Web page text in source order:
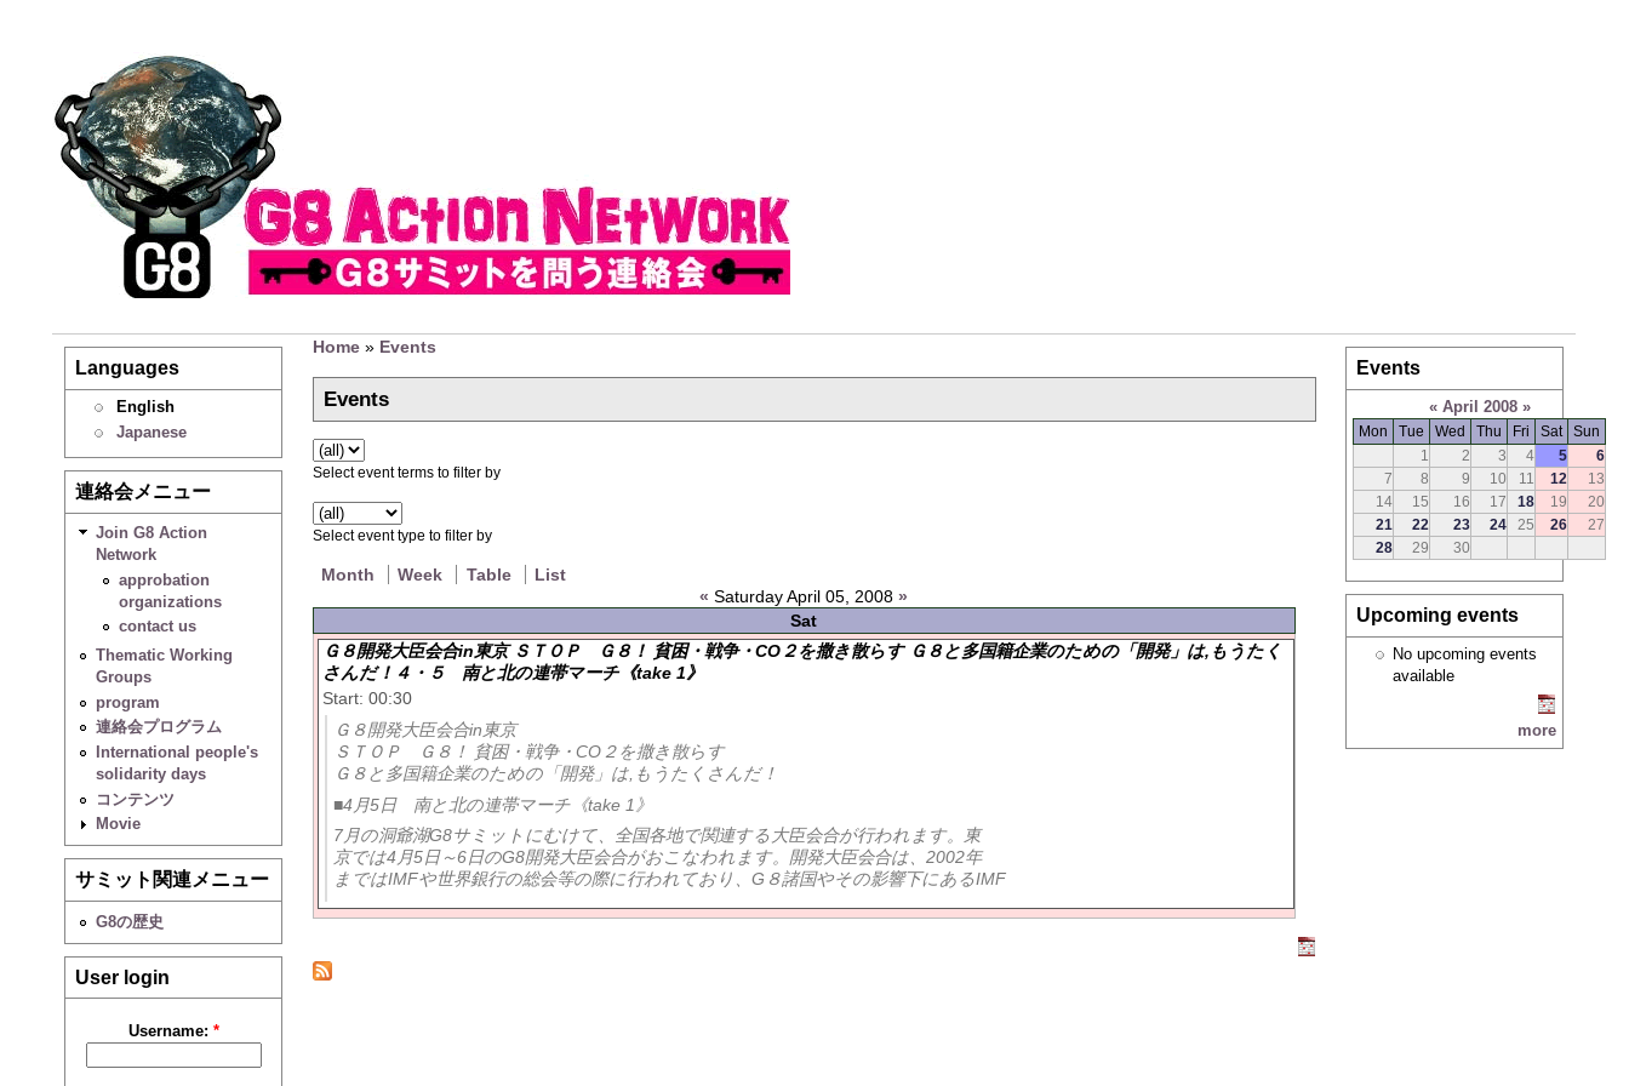
Languages
English
Japanese
連絡会メニュー
Join G8 Action
Network
approbation
organizations
contact us
Thematic Working
Groups
program
連絡会プログラム
International people's
solidarity days
コンテンツ
Movie
サミット関連メニュー
G8の歴史
User login
Username: *
Home» Events
Events
Select event terms to filter by
Select event type to filter by
Month Week Table
List
« Saturday April 05, 2008»
Sat
Ｇ８開発大臣会合in東京 ＳＴＯＰ Ｇ８！ 貧困・戦争・CO２を撒き散らす Ｇ８と多国籍企業のための「開発」は,もうたく
さんだ！４・５ 南と北の連帯マーチ《take 1》
Start: 00:30
Ｇ８開発大臣会合in東京
ＳＴＯＰ Ｇ８！ 貧困・戦争・CO２を撒き散らす
Ｇ８と多国籍企業のための「開発」は,もうたくさんだ！
■4月5日 南と北の連帯マーチ《take 1》
7月の洞爺湖G8サミットにむけて、全国各地で関連する大臣会合が行われます。東
京では4月5日～6日のG8開発大臣会合がおこなわれます。開発大臣会合は、2002年
まではIMFや世界銀行の総会等の際に行われており、G８諸国やその影響下にあるIMF
Events
« April 2008 »
Mon Tue Wed Thu Fri Sat
Sun
1
2 3 4 5
6
7
8 9 10 11 12
13
14
15 16 17 18 19
20
21
22 23 24 25 26
27
28
29 30
Upcoming events
No upcoming events
available
more